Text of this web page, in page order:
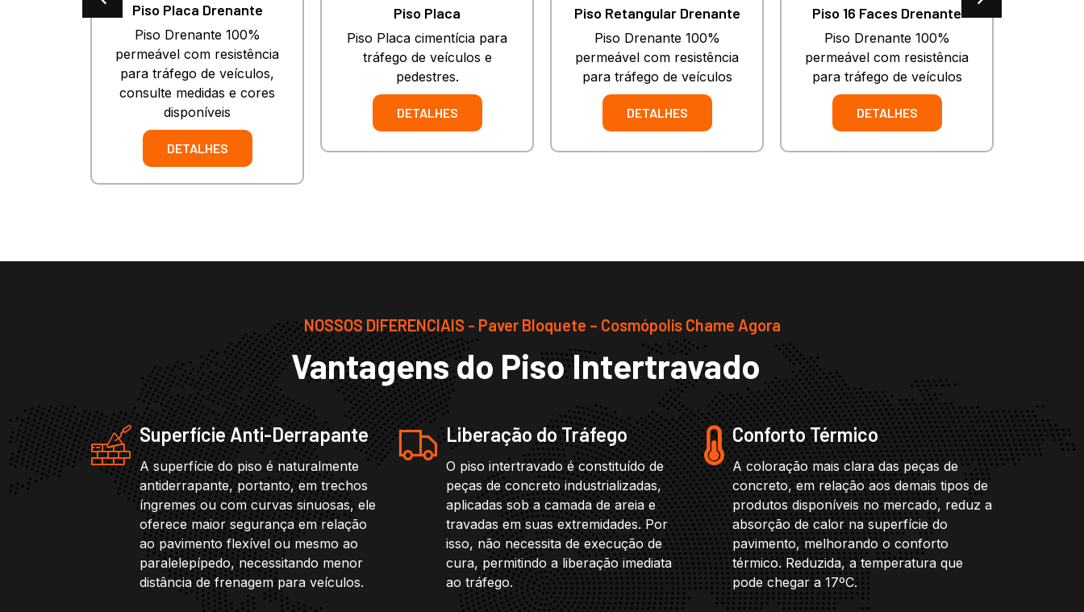
Piso Placa Drenante
Piso Drenante 100%
permeável com resistência
para tráfego de veículos,
consulte medidas e cores
disponíveis
DETALHES
Piso Placa
Piso Placa cimentícia para
tráfego de veículos e
pedestres.
DETALHES
Piso Retangular Drenante
Piso Drenante 100%
permeável com resistência
para tráfego de veículos
DETALHES
Piso 16 Faces Drenante
Piso Drenante 100%
permeável com resistência
para tráfego de veículos
DETALHES
NOSSOS DIFERENCIAIS - Paver Bloquete – Cosmópolis Chame Agora
Vantagens do Piso Intertravado
Superfície Anti-Derrapante
A superfície do piso é naturalmente
antiderrapante, portanto, em trechos
íngremes ou com curvas sinuosas, ele
oferece maior segurança em relação
ao pavimento flexível ou mesmo ao
paralelepípedo, necessitando menor
distância de frenagem para veículos.
Liberação do Tráfego
O piso intertravado é constituído de
peças de concreto industrializadas,
aplicadas sob a camada de areia e
travadas em suas extremidades. Por
isso, não necessita de execução de
cura, permitindo a liberação imediata
ao tráfego.
Conforto Térmico
A coloração mais clara das peças de
concreto, em relação aos demais tipos de
produtos disponíveis no mercado, reduz a
absorção de calor na superfície do
pavimento, melhorando o conforto
térmico. Reduzida, a temperatura que
pode chegar a 17ºC.